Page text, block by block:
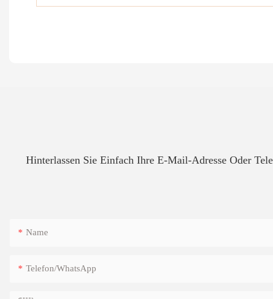
Hinterlassen Sie Einfach Ihre E-Mail-Adresse Oder
Name
Telefon/WhatsApp